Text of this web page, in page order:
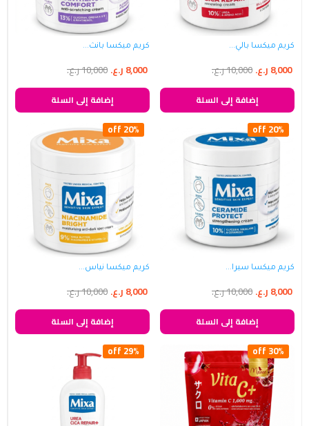
كريم ميكسا بالي...
10,000ر.ع. 8,000 ر.ع.
إضافة إلى السلة
كريم ميكسا بانث...
10,000ر.ع. 8,000 ر.ع.
إضافة إلى السلة
20% off
كريم ميكسا سيرا...
10,000ر.ع. 8,000 ر.ع.
إضافة إلى السلة
20% off
كريم ميكسا نياس...
10,000ر.ع. 8,000 ر.ع.
إضافة إلى السلة
30% off
29% off